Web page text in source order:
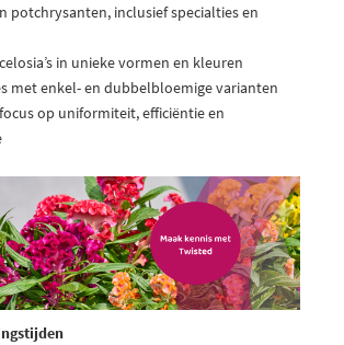
potchrysanten, inclusief specialties en
in unieke vormen en kleuren
met enkel- en dubbelbloemige varianten
op uniformiteit, efficiëntie en